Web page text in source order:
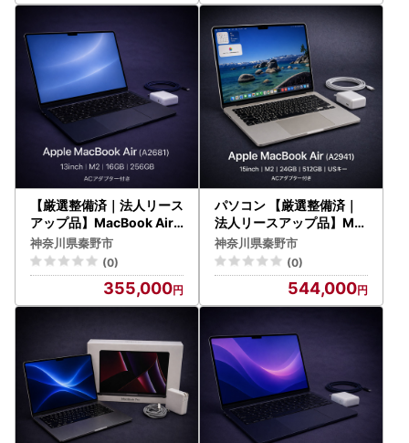
【厳選整備済｜法人リース
アップ品】MacBook Air 1
3インチ M2 / 16GB / 256
GB｜良好コンディション
・動作確認済【現品限り】
神奈川県秦野市
(0)
355,000
パソコン 【厳選整備済｜
法人リースアップ品】Ma
cBook Air 15インチ M2 /
24GB / 512GB ｜★美品・
動作確認済【現品限り】
神奈川県秦野市
(0)
544,000